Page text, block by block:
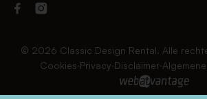
Facebook
Rental
Instagram
Rental
© 2026 Classic Design Rental. Alle
Cookies∙Privacy∙Disclaimer∙